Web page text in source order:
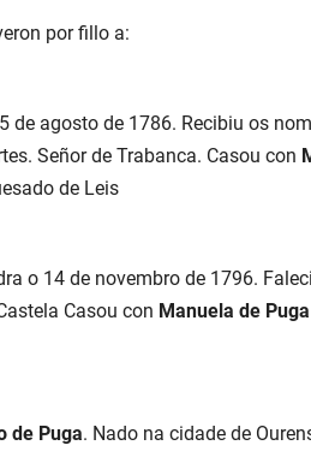
por fillo a:
de agosto de 1786. Recibiu os
Señor de Trabanca. Casou con
de Leis
o 14 de novembro de 1796.
Casou con Manuela de
de Puga. Nado na cidade de